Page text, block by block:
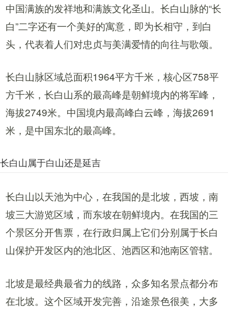
中国满族的发祥地和满族文化圣山。长白山脉的“长
白”二字还有一个美好的寓意，即为长相守，到白
头，代表着人们对忠贞与美满爱情的向往与歌颂。
长白山脉区域总面积1964平方千米，核心区758平
方千米，长白山系的最高峰是朝鲜境内的将军峰，
海拔2749米。中国境内最高峰白云峰，海拔2691
米，是中国东北的最高峰。
长白山属于白山还是延吉
长白山以天池为中心，在我国的是北坡，西坡，南
坡三大游览区域，而东坡在朝鲜境内。在我国的三
个景区分开售票，在行政归属上它们分别属于长白
山保护开发区内的池北区、池西区和池南区管辖。
北坡是最经典最省力的线路，众多知名景点都分布
在北坡。这个区域开发完善，沿途景色很美，大多